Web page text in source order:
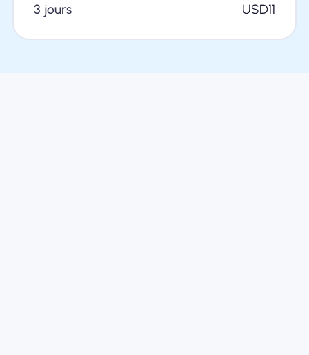
3 jours
USD11